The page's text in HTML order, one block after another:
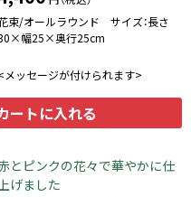
束/オールラウンド サイズ：長さ
幅25×奥行25cm
メッセージが付けられます>
ートに入れる
とピンクの花々で華やかに仕
上げました